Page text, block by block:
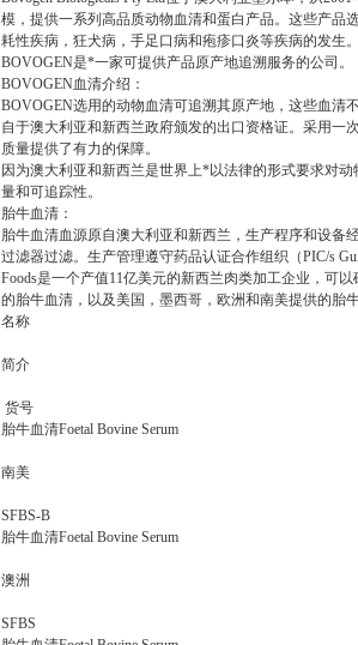
模，提供一系列高品质动物血清和蛋白产品。这些产品
耗性疾病，狂犬病，手足口病和疱疹口炎等疾病的发生。
BOVOGEN是*一家可提供产品原产地追溯服务的公司。
BOVOGEN血清介绍：
BOVOGEN选用的动物血清可追溯其原产地，这些血清
自于澳大利亚和新西兰政府颁发的出口资格证。采用一
质量提供了有力的保障。
因为澳大利亚和新西兰是世界上*以法律的形式要求对
量和可追踪性。
胎牛血清：
胎牛血清血源原自澳大利亚和新西兰，生产程序和设备
过滤器过滤。生产管理遵守药品认证合作组织（PIC/s
Foods是一个产值11亿美元的新西兰肉类加工企业，可
的胎牛血清，以及美国，墨西哥，欧洲和南美提供的胎
名称
简介
货号
胎牛血清Foetal Bovine Serum
南美
SFBS-B
胎牛血清Foetal Bovine Serum
澳洲
SFBS